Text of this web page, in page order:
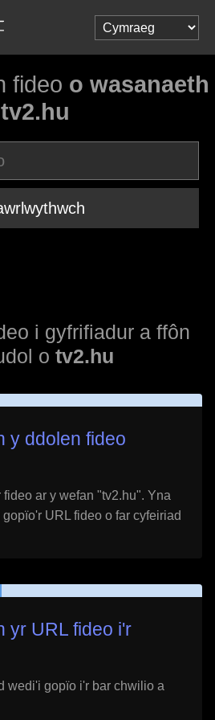
fideo o wasanaeth
tv2.hu
i gyfrifiadur a ffôn
o tv2.hu
y ddolen fideo
ar y wefan "tv2.hu". Yna
URL fideo o far cyfeiriad
yr URL fideo i'r
wedi'i gopïo i'r bar chwilio a